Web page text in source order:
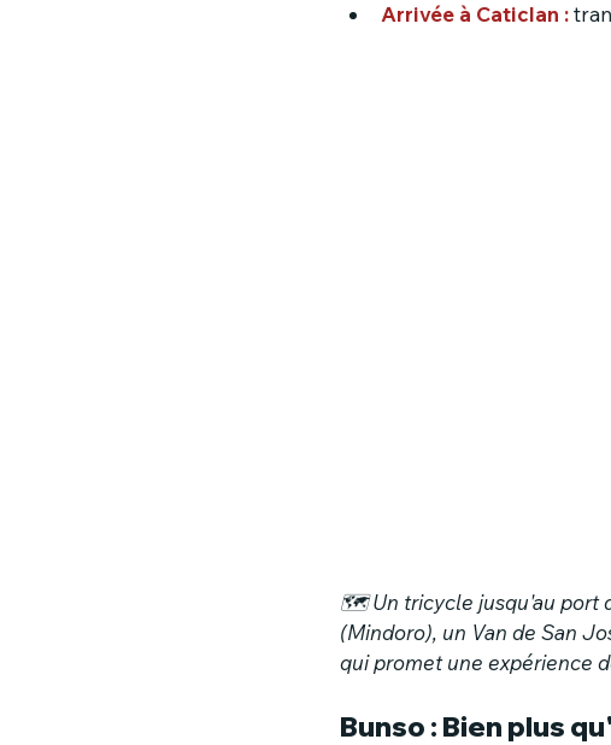
Arrivée à Caticlan :
🗺️ Un tricycle jusqu'au port
(Mindoro), un Van de San
qui promet une expérience
Bunso : Bien plus